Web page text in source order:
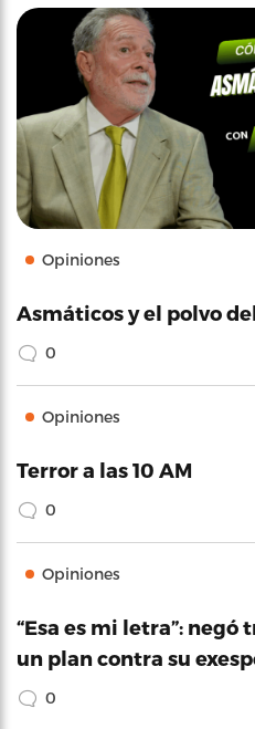
Opiniones
Asmáticos y el polvo
0
Opiniones
Terror a las 10 AM
0
Opiniones
“Esa es mi letra”: negó
un plan contra su
0